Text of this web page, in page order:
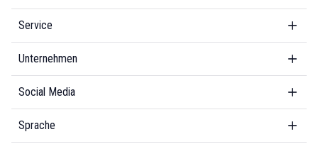
Service
Unternehmen
Social Media
Sprache